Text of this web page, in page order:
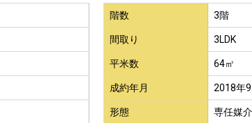
階数 3階
間取り 3LDK
平米数 64㎡
成約年月 2018年9
形態 専任媒介